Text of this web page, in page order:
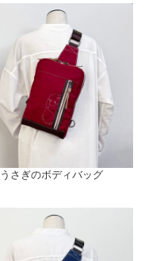
うさぎのボディバッグ